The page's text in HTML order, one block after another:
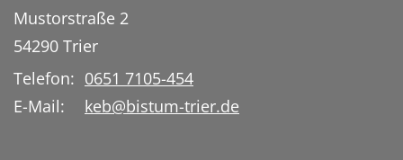
Mustorstraße 2
54290 Trier
Telefon: 0651 7105-454
E-Mail:
keb@bistum-trier.de